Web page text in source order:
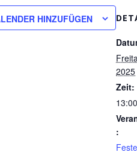
HINZUFÜGEN
2025
Zeit:
: